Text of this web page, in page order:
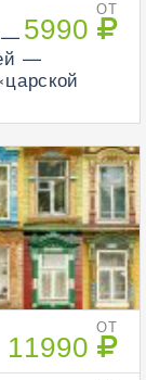
ОТ
5990
—
—
ОТ
11990